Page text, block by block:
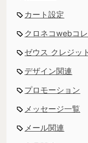
カート設定
クロネコwebコ
ゼウス クレジッ
デザイン関連
プロモーション
メッセージ一覧
メール関連